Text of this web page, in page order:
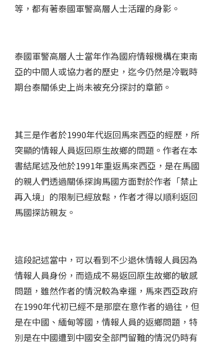
等，都有著泰國軍警高層人士活躍的身影。
泰國軍警高層人士當年作為國府情報機構在東南
亞的中間人或協力者的歷史，迄今仍然是冷戰時
期台泰關係史上尚未被充分探討的章節。
其三是作者於1990年代返回馬來西亞的經歷，所
突顯的情報人員返回原生故鄉的問題。作者在本
書結尾述及他於1991年重返馬來西亞，是在馬國
的親人們透過關係探詢馬國方面對於作者「禁止
再入境」的限制已經放鬆，作者才得以順利返回
馬國探訪親友。
這段記述當中，可以看到不少退休情報人員因為
情報人員身份，而造成不易返回原生故鄉的敏感
問題，雖然作者的情況較為幸運，馬來西亞政府
在1990年代初已經不是那麼在意作者的過往，但
是在中國、緬甸等國，情報人員的返鄉問題，特
別是在中國遭到中國安全部門留難的情況仍時有